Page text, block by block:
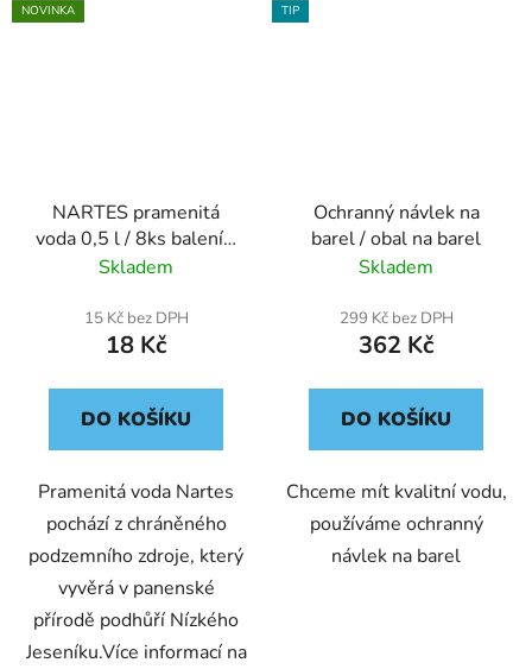
NOVINKA
NARTES pramenitá
voda 0,5 l / 8ks balení -
POUZE ZLÍNSKÝ /
OLOMOUCKÝ KRAJ
Skladem
15 Kč bez DPH
18 Kč
DO KOŠÍKU
Pramenitá voda Nartes
pochází z chráněného
podzemního zdroje, který
vyvěrá v panenské
přírodě podhůří Nízkého
Jeseníku.Více informací na
TIP
Ochranný návlek na
barel / obal na barel
Skladem
299 Kč bez DPH
362 Kč
DO KOŠÍKU
Chceme mít kvalitní vodu,
používáme ochranný
návlek na barel